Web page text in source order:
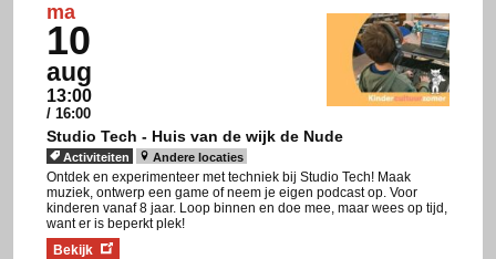
ma
10
aug
13:00
/ 16:00
Studio Tech - Huis van de wijk de Nude
Activiteiten Andere locaties
Ontdek en experimenteer met techniek bij Studio Tech! Maak
muziek, ontwerp een game of neem je eigen podcast op. Voor
kinderen vanaf 8 jaar. Loop binnen en doe mee, maar wees op tijd,
want er is beperkt plek!
Bekijk